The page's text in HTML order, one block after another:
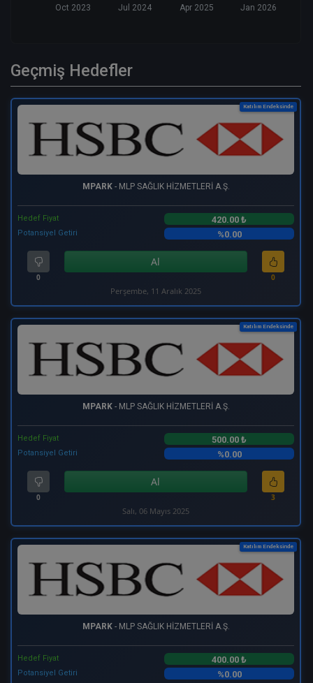
Oct 2023 Jul 2024 Apr 2025 Jan 2026
Geçmiş Hedefler
Katılım Endeksinde
MPARK- MLP SAĞLIK HİZMETLERİ A.Ş.
Hedef Fiyat 420.00 ₺
Potansiyel Getiri %0.00
0
Al
0
Perşembe, 11 Aralık 2025
Katılım Endeksinde
MPARK- MLP SAĞLIK HİZMETLERİ A.Ş.
Hedef Fiyat 500.00 ₺
Potansiyel Getiri %0.00
0
Al
3
Salı, 06 Mayıs 2025
Katılım Endeksinde
MPARK- MLP SAĞLIK HİZMETLERİ A.Ş.
Hedef Fiyat 400.00 ₺
Potansiyel Getiri %0.00